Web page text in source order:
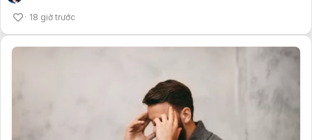
18 giờ trước